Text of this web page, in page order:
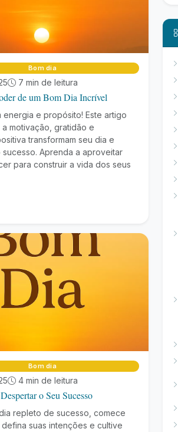
Bom dia
7 min de leitura
de um Bom Dia Incrível
energia e propósito! Este artigo
motivação, gratidão e
transformam seu dia e
sucesso. Aprenda a aproveitar
para construir a vida dos seus
Bom dia
4 min de leitura
o Seu Sucesso
repleto de sucesso, comece
suas intenções e cultive